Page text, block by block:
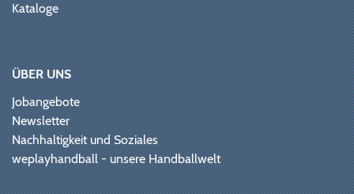
Kataloge
ÜBER UNS
Jobangebote
Newsletter
Nachhaltigkeit und Soziales
weplayhandball - unsere Handballwelt